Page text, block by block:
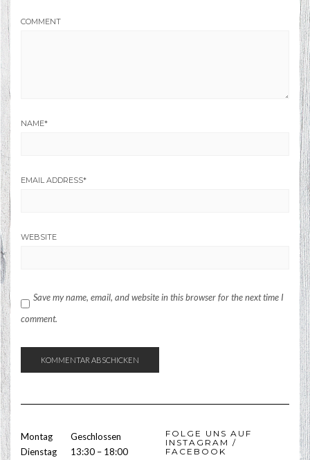
COMMENT
NAME*
EMAIL ADDRESS*
WEBSITE
Save my name, email, and website in this browser for the next time I
comment.
Montag
Geschlossen
Dienstag
13:30 – 18:00
FOLGE UNS AUF
INSTAGRAM /
FACEBOOK